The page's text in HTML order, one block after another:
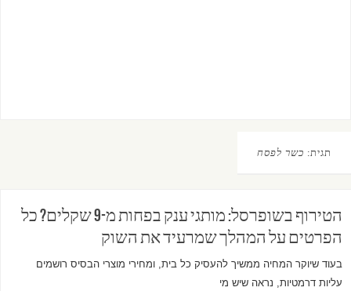
תגית: כשר לפסח
הטירוף בשופרסל: מותגי ענק בפחות מ-9 שקלים? כל
הפרטים על המהלך שמרעיד את השוק
בעוד שיוקר המחיה ממשיך להעסיק כל בית, ומחירי מוצרי הבסיס רושמים
עליות דרמטיות, נראה שיש מי